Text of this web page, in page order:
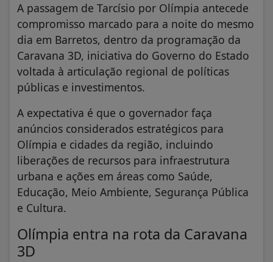
A passagem de Tarcísio por Olímpia antecede
compromisso marcado para a noite do mesmo
dia em Barretos, dentro da programação da
Caravana 3D, iniciativa do Governo do Estado
voltada à articulação regional de políticas
públicas e investimentos.
A expectativa é que o governador faça
anúncios considerados estratégicos para
Olímpia e cidades da região, incluindo
liberações de recursos para infraestrutura
urbana e ações em áreas como Saúde,
Educação, Meio Ambiente, Segurança Pública
e Cultura.
Olímpia entra na rota da Caravana
3D